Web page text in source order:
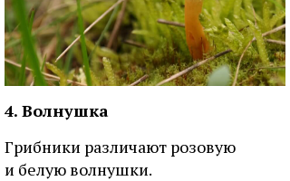
4. Волнушка
Грибники различают розовую
и белую волнушки.